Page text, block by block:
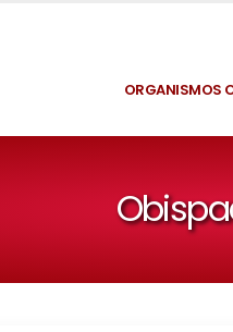
ORGANISMOS